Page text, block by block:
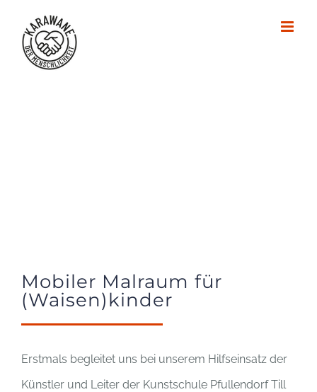
Inhalt
springen
Mobiler Malraum für
(Waisen)kinder
Erstmals begleitet uns bei unserem Hilfseinsatz der
Künstler und Leiter der Kunstschule Pfullendorf Till